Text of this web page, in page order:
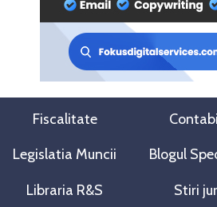
Fiscalitate
Legislatia Muncii Blogul
Libraria R&S Stiri